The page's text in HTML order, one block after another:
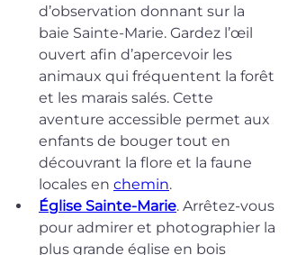
d’observation donnant sur la
baie Sainte-Marie. Gardez l’œil
ouvert afin d’apercevoir les
animaux qui fréquentent la forêt
et les marais salés. Cette
aventure accessible permet aux
enfants de bouger tout en
découvrant la flore et la faune
locales en chemin.
Église Sainte-Marie. Arrêtez-vous
pour admirer et photographier la
plus grande église en bois